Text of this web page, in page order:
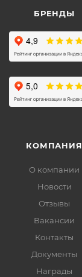
БРЕНДЫ
КОМПАНИЯ
О компании
Новости
Отзывы
Вакансии
Контакты
Документы
Награды